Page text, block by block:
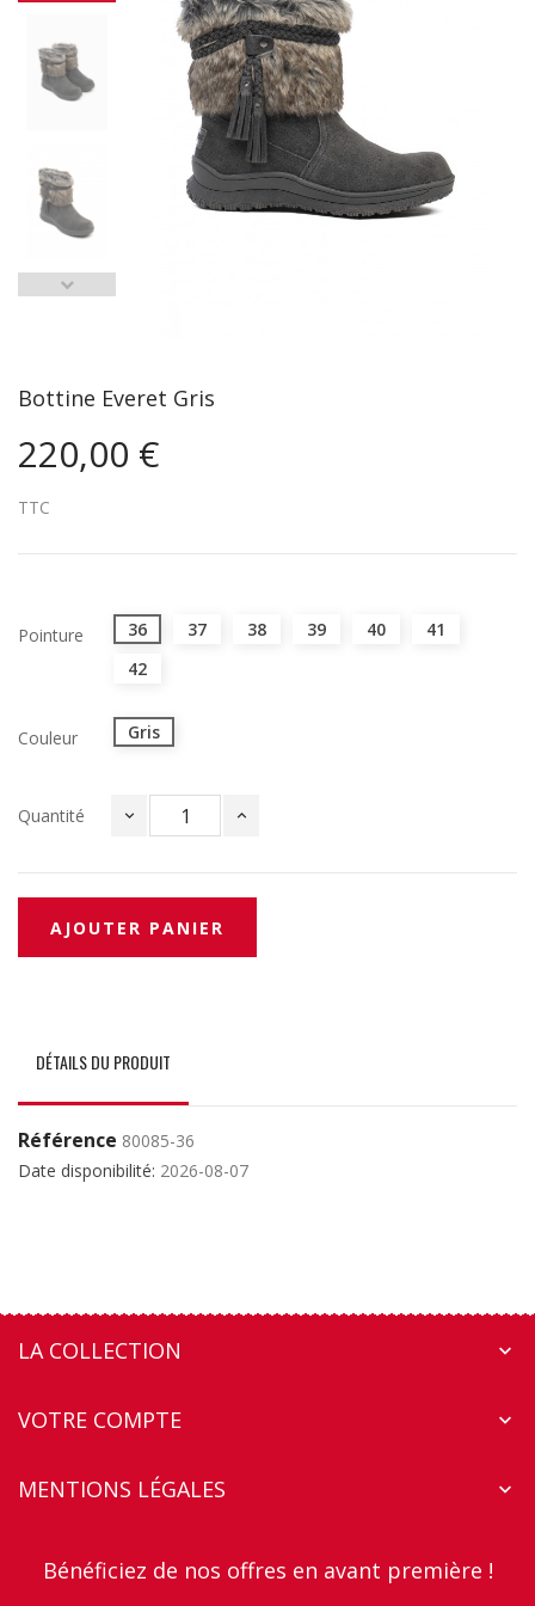
Bottine Everet Gris
220,00 €
TTC
Pointure 36 37 38 39 40
41
42
Couleur Gris
Quantité
AJOUTER PANIER
DÉTAILS DU PRODUIT
Référence 80085-36
Date disponibilité: 2026-08-07
LA COLLECTION 
VOTRE COMPTE 
MENTIONS LÉGALES 
Bénéficiez de nos offres en avant première !